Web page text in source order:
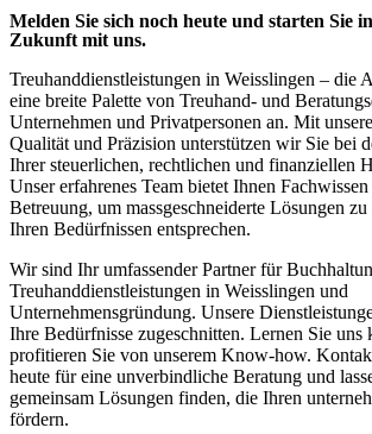
Melden Sie sich noch heute und starten Sie
Zukunft mit uns.
Treuhanddienstleistungen in Weisslingen – die
eine breite Palette von Treuhand- und
Unternehmen und Privatpersonen an. Mit
Qualität und Präzision unterstützen wir Sie bei
Ihrer steuerlichen, rechtlichen und finanziellen
Unser erfahrenes Team bietet Ihnen
Betreuung, um massgeschneiderte Lösungen
Ihren Bedürfnissen entsprechen.
Wir sind Ihr umfassender Partner für
Treuhanddienstleistungen in Weisslingen und
Unternehmensgründung. Unsere
Ihre Bedürfnisse zugeschnitten. Lernen Sie uns
profitieren Sie von unserem Know-how.
heute für eine unverbindliche Beratung und
gemeinsam Lösungen finden, die Ihren
fördern.